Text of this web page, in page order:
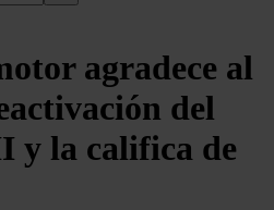
agradece al
del
y la califica de